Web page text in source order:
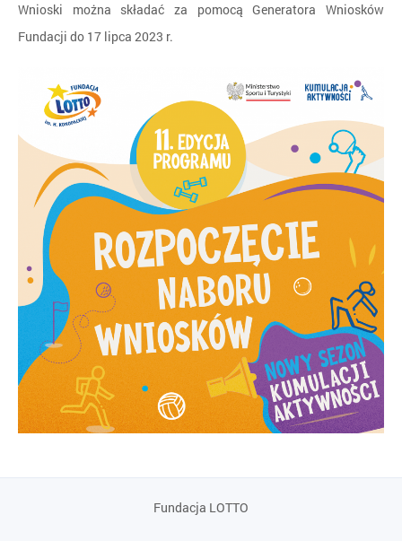
Wnioski można składać za pomocą Generatora Wniosków
Fundacji do 17 lipca 2023 r.
Fundacja LOTTO